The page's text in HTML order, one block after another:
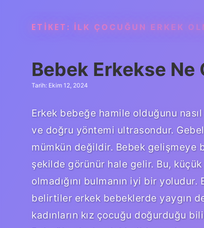
ETIKET: İLK ÇOCUĞUN ERKEK
Bebek Erkekse
Tarih: Ekim 12, 2024
Erkek bebeğe hamile olduğunu
ve doğru yöntemi ultrasondur.
mümkün değildir. Bebek gelişmeye
şekilde görünür hale gelir. Bu,
olmadığını bulmanın iyi bir
belirtiler erkek bebeklerde yaygın
kadınların kız çocuğu doğurduğu